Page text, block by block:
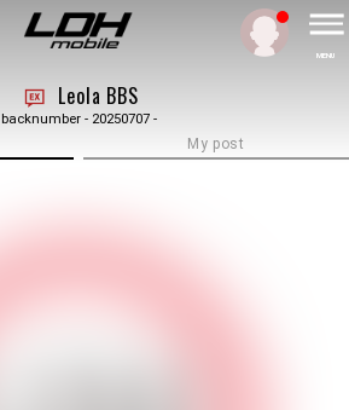
MENU
Leola BBS
backnumber - 20250707 -
My post